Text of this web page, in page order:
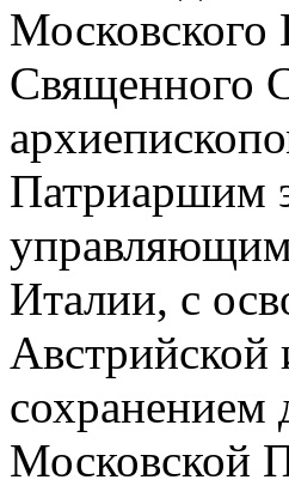
Московского
Священного
Патриаршим
управляющим
Италии, с
Австрийской
сохранением
Московской